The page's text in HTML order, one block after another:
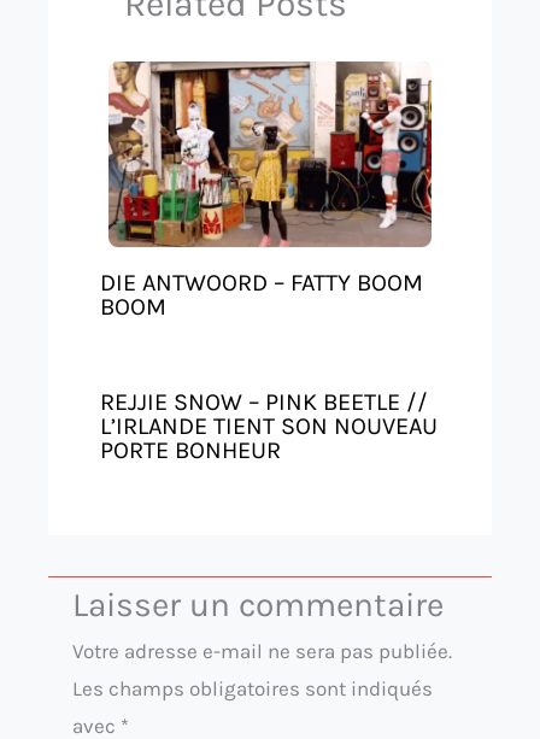
DIE ANTWOORD – FATTY BOOM
BOOM
REJJIE SNOW – PINK BEETLE //
L’IRLANDE TIENT SON NOUVEAU
PORTE BONHEUR
Laisser un commentaire
Votre adresse e-mail ne sera pas publiée.
Les champs obligatoires sont indiqués
avec *